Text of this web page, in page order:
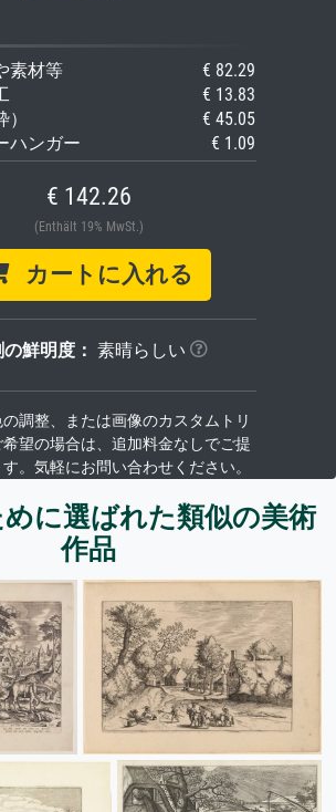
素材等
€ 82.29
€ 13.83
€ 45.05
ハンガー
€ 1.09
€ 142.26
(Enthält 19% MwSt.)
カートに入れる
鮮明度： 素晴らしい
調整、または画像のカスタムトリ
希望の場合は、追加料金なしでご提
。気軽にお問い合わせください。
に選ばれた類似の美術
作品